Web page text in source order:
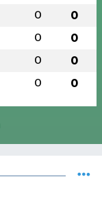
0 0
0 0
0 0
0 0